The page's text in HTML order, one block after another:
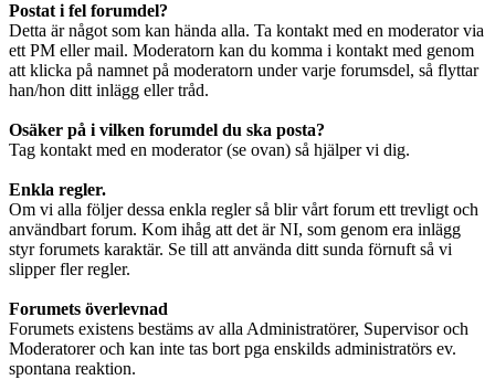
Postat i fel forumdel?
Detta är något som kan hända alla. Ta kontakt med en moderator via
ett PM eller mail. Moderatorn kan du komma i kontakt med genom
att klicka på namnet på moderatorn under varje forumsdel, så flyttar
han/hon ditt inlägg eller tråd.
Osäker på i vilken forumdel du ska posta?
Tag kontakt med en moderator (se ovan) så hjälper vi dig.
Enkla regler.
Om vi alla följer dessa enkla regler så blir vårt forum ett trevligt och
användbart forum. Kom ihåg att det är NI, som genom era inlägg
styr forumets karaktär. Se till att använda ditt sunda förnuft så vi
slipper fler regler.
Forumets överlevnad
Forumets existens bestäms av alla Administratörer, Supervisor och
Moderatorer och kan inte tas bort pga enskilds administratörs ev.
spontana reaktion.